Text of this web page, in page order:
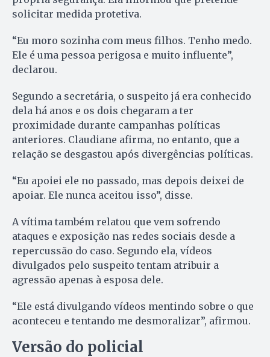
solicitar medida protetiva.
“Eu moro sozinha com meus filhos. Tenho medo.
Ele é uma pessoa perigosa e muito influente”,
declarou.
Segundo a secretária, o suspeito já era conhecido
dela há anos e os dois chegaram a ter
proximidade durante campanhas políticas
anteriores. Claudiane afirma, no entanto, que a
relação se desgastou após divergências políticas.
“Eu apoiei ele no passado, mas depois deixei de
apoiar. Ele nunca aceitou isso”, disse.
A vítima também relatou que vem sofrendo
ataques e exposição nas redes sociais desde a
repercussão do caso. Segundo ela, vídeos
divulgados pelo suspeito tentam atribuir a
agressão apenas à esposa dele.
“Ele está divulgando vídeos mentindo sobre o que
aconteceu e tentando me desmoralizar”, afirmou.
Versão do policial